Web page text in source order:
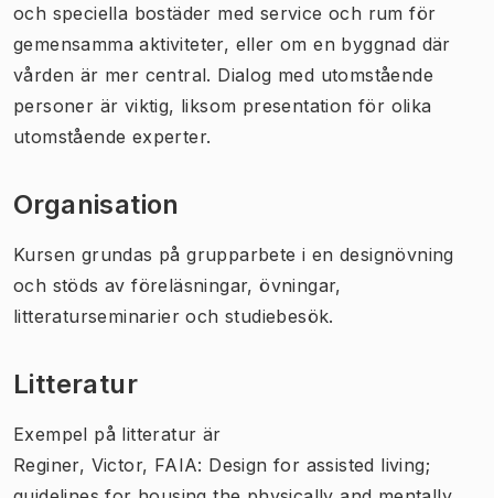
och speciella bostäder med service och rum för
gemensamma aktiviteter, eller om en byggnad där
vården är mer central. Dialog med utomstående
personer är viktig, liksom presentation för olika
utomstående experter.
Organisation
Kursen grundas på grupparbete i en designövning
och stöds av föreläsningar, övningar,
litteraturseminarier och studiebesök.
Litteratur
Exempel på litteratur är
Reginer, Victor, FAIA: Design for assisted living;